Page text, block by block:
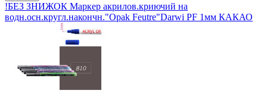
!БЕЗ ЗНИЖОК Маркер акрилов.криючий на
водн.осн.кругл.накончн."Opak Feutre"Darwi PF 1мм КАКАО